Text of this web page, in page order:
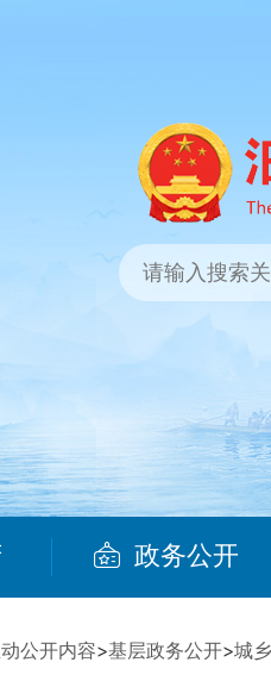
政务公开
公开内容>基层政务公开>城